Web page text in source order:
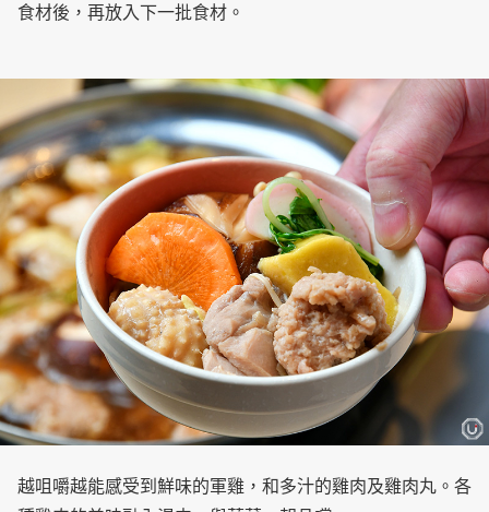
食材後，再放入下一批食材。
越咀嚼越能感受到鮮味的軍雞，和多汁的雞肉及雞肉丸。各